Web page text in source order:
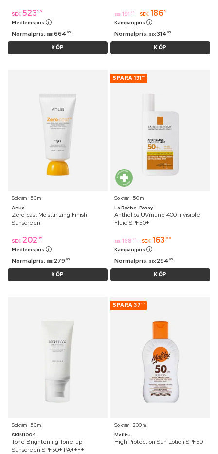
SEK 523 95
Medlemspris
Normalpris: SEK 664 95
KÖP
SEK 191 95 SEK 18619
Kampanjpris
Normalpris: SEK 314 95
KÖP
Solkräm ⋅ 50 ml
Anua
Zero-cast Moisturizing Finish
Sunscreen
SEK 202 95
Medlemspris
Normalpris: SEK 279 95
KÖP
SPARA 131 07
Solkräm ⋅ 50 ml
La Roche-Posay
Anthelios UVmune 400 Invisible
Fluid SPF50+
SEK 168 95 SEK 163 88
Kampanjpris
Normalpris: SEK 294 95
KÖP
Solkräm ⋅ 50 ml
SKIN1004
Tone Brightening Tone-up
Sunscreen SPF50+ PA++++
SPARA 37 25
Solkräm ⋅ 200 ml
Malibu
High Protection Sun Lotion SPF50